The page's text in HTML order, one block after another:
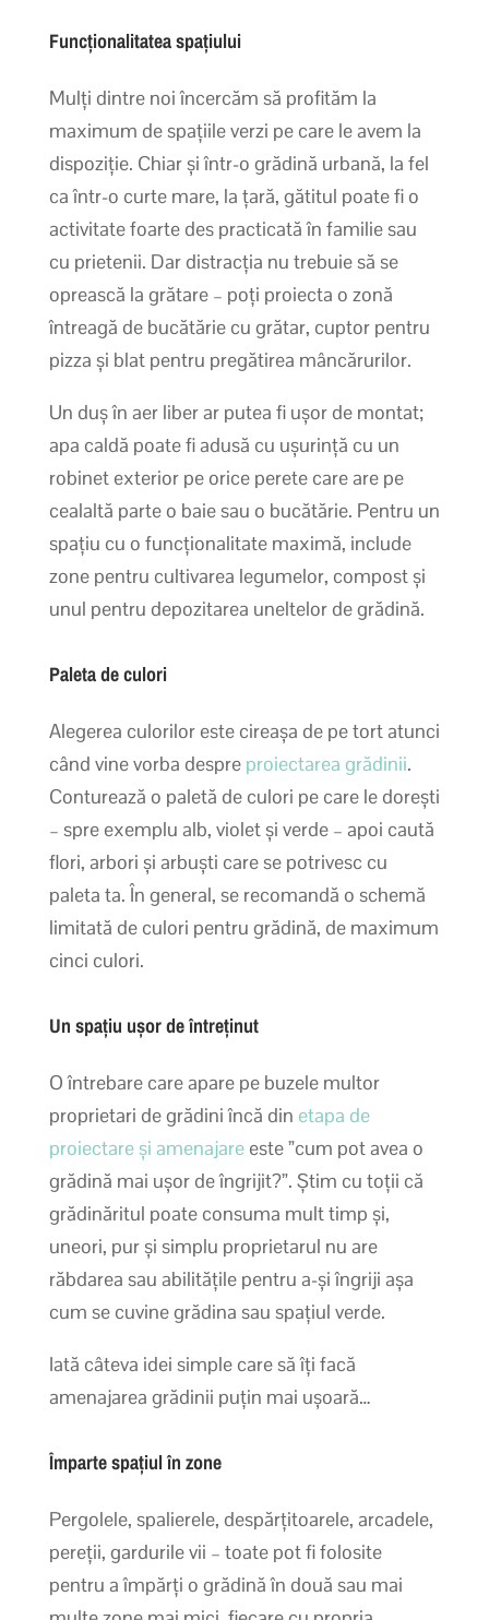
Funcționalitatea spațiului
Mulți dintre noi încercăm să profităm la
maximum de spațiile verzi pe care le avem la
dispoziție. Chiar și într-o grădină urbană, la fel
ca într-o curte mare, la țară, gătitul poate fi o
activitate foarte des practicată în familie sau
cu prietenii. Dar distracția nu trebuie să se
oprească la grătare – poți proiecta o zonă
întreagă de bucătărie cu grătar, cuptor pentru
pizza și blat pentru pregătirea mâncărurilor.
Un duș în aer liber ar putea fi ușor de montat;
apa caldă poate fi adusă cu ușurință cu un
robinet exterior pe orice perete care are pe
cealaltă parte o baie sau o bucătărie. Pentru un
spațiu cu o funcționalitate maximă, include
zone pentru cultivarea legumelor, compost și
unul pentru depozitarea uneltelor de grădină.
Paleta de culori
Alegerea culorilor este cireașa de pe tort atunci
când vine vorba despre proiectarea grădinii.
Conturează o paletă de culori pe care le dorești
– spre exemplu alb, violet și verde – apoi caută
flori, arbori și arbuști care se potrivesc cu
paleta ta. În general, se recomandă o schemă
limitată de culori pentru grădină, de maximum
cinci culori.
Un spațiu ușor de întreținut
O întrebare care apare pe buzele multor
proprietari de grădini încă din etapa de
proiectare și amenajareeste ”cum pot avea o
grădină mai ușor de îngrijit?”. Știm cu toții că
grădinăritul poate consuma mult timp și,
uneori, pur și simplu proprietarul nu are
răbdarea sau abilitățile pentru a-și îngriji așa
cum se cuvine grădina sau spațiul verde.
Iată câteva idei simple care să îți facă
amenajarea grădinii puțin mai ușoară…
Împarte spațiul în zone
Pergolele, spalierele, despărțitoarele, arcadele,
pereții, gardurile vii – toate pot fi folosite
pentru a împărți o grădină în două sau mai